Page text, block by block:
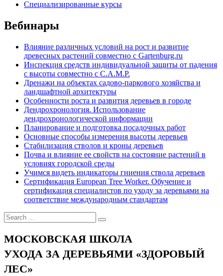
Специализированные курсы
Вебинары
Влияние различных условий на рост и развитие
древесных растений совместно с Gartenburg.ru
Инспекция средств индивидуальной защиты от падения
с высоты совместно с C.A.M.P.
Дренажи на объектах садово-паркового хозяйства и
ландшафтной архитектуры
Особенности роста и развития деревьев в городе
Дендрохронология. Использование
дендрохронологической информации
Планирование и подготовка посадочных работ
Основные способы измерения высоты деревьев
Стабилизация стволов и кроны деревьев
Почва и влияние ее свойств на состояние растений в
условиях городской среды
Учимся видеть индикаторы гниения ствола деревьев
Сертификация European Tree Worker. Обучение и
сертификация специалистов по уходу за деревьями на
соответствие международным стандартам
МОСКОВСКАЯ ШКОЛА
УХОДА ЗА ДЕРЕВЬЯМИ «ЗДОРОВЫЙ
ЛЕС»